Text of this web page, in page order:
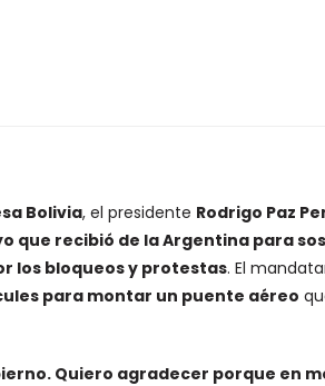
Bolivia, el presidente Rodrigo Paz
que recibió de la Argentina para
los bloqueos y protestas. El
para montar un puente aéreo
Quiero agradecer porque en